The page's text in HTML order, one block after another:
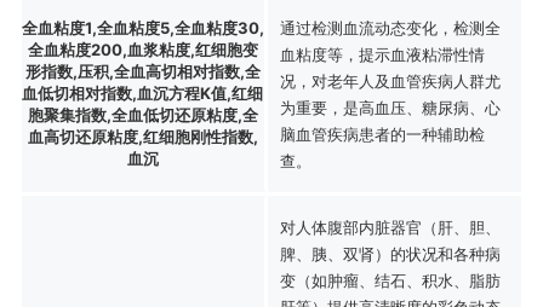
全血粘度1,全血粘度5,全血粘度30,
全血粘度200,血浆粘度,红细胞变
形指数,压积,全血高切相对指数,全
血低切相对指数,血沉方程K值,红细
胞聚集指数,全血低切还原粘度,全
血高切还原粘度,红细胞刚性指数,
血沉
通过检测血流动态变化，检测全
血粘度等，提示血液粘滞性情
况，对老年人及血管疾病人群尤
为重要，是高血压、糖尿病、心
脑血管疾病患者的一种辅助检
查。
对人体腹部内脏器官（肝、胆、
脾、胰、双肾）的状况和各种病
变（如肿瘤、结石、积水、脂肪